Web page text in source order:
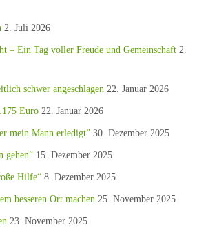
2. Juli 2026
– Ein Tag voller Freude und Gemeinschaft 2.
schwer angeschlagen 22. Januar 2026
Euro 22. Januar 2026
mein Mann erledigt” 30. Dezember 2025
gehen“ 15. Dezember 2025
Hilfe“ 8. Dezember 2025
besseren Ort machen 25. November 2025
23. November 2025